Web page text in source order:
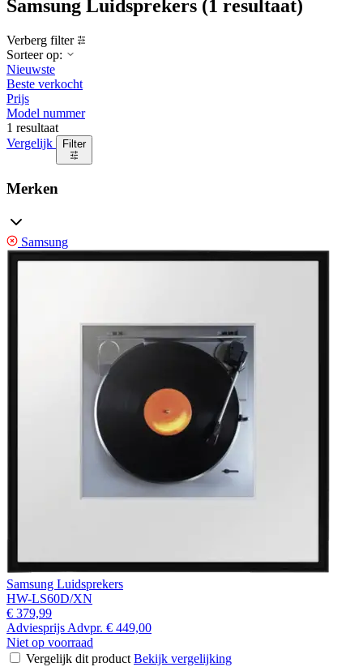
Samsung Luidsprekers (1 resultaat)
Verberg filter
Sorteer op:
Nieuwste
Beste verkocht
Prijs
Model nummer
1 resultaat
Vergelijk
Filter
Merken
Samsung
Samsung Luidsprekers
HW-LS60D/XN
€ 379,99
Adviesprijs Advpr. € 449,00
Niet op voorraad
Vergelijk dit product Bekijk vergelijking